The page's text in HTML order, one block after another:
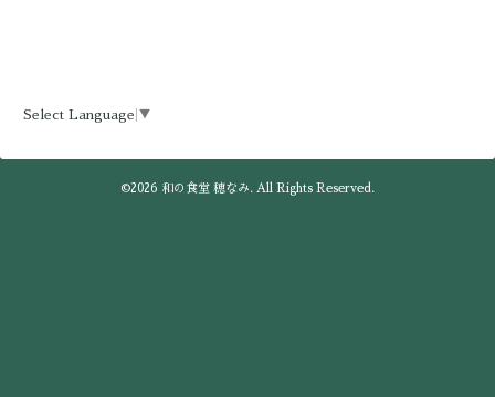
Select Language ▼
©2026 和の食堂 穂なみ. All Rights Reserved.